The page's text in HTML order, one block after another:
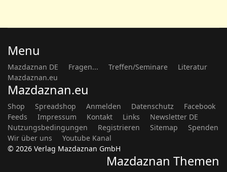
Menu
Mazdaznan DE Fragen... Treffen/Seminare
Literatur
Mazdaznan.eu
Mazdaznan.eu
Shop Spreadshop Anmelden Datenschutz
Facebook
Feeds
Impressum Kontakt Links
Newsletter DE
Nutzungsbedingungen
Registrieren Sitemap
Spenden
Wir über uns
Youtube Kanal
© 2026 Verlag Mazdaznan GmbH
Mazdaznan Themen